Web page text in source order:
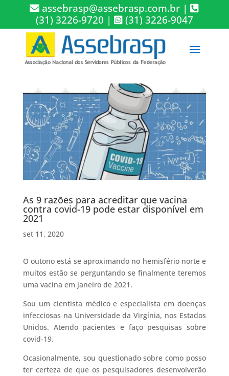
assebrasp@assebrasp.com.br |
(31) 3226-9720 | (31) 3226-9047
As 9 razões para acreditar que vacina
contra covid-19 pode estar disponível em
2021
set 11, 2020
O outono está se aproximando no hemisfério norte e
muitos estão se perguntando se finalmente teremos
uma vacina em janeiro de 2021.
Sou um cientista médico e especialista em doenças
infecciosas na Universidade da Virgínia, nos Estados
Unidos. Atendo pacientes e faço pesquisas sobre
covid-19.
Ocasionalmente, sou questionado sobre como posso
ter certeza de que os pesquisadores desenvolverão